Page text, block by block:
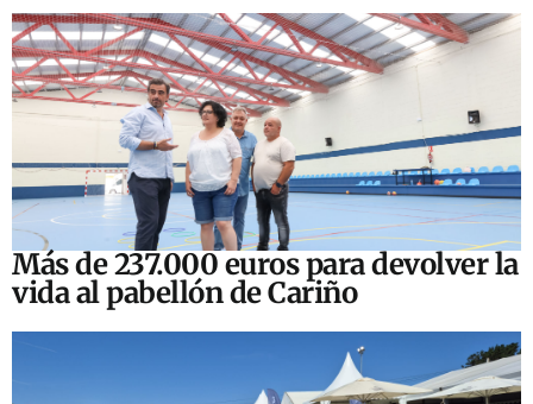
Más de 237.000 euros para devolver la
vida al pabellón de Cariño